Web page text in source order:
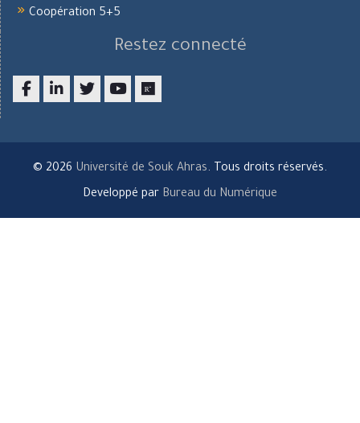
Coopération 5+5
Restez connecté
© 2026 Université de Souk Ahras. Tous droits réservés.
Developpé par Bureau du Numérique